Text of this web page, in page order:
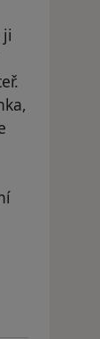
účet byl odstraněn